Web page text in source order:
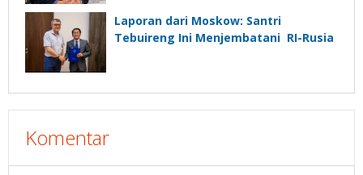
Laporan dari Moskow: Santri
Tebuireng Ini Menjembatani RI-Rusia
Komentar